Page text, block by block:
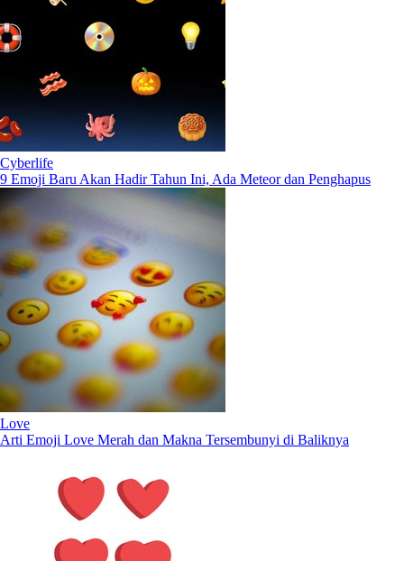
Cyberlife
9 Emoji Baru Akan Hadir Tahun Ini, Ada Meteor dan Penghapus
Love
Arti Emoji Love Merah dan Makna Tersembunyi di Baliknya